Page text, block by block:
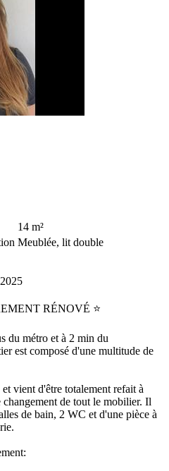
14 m²
Meublée, lit double
RÉNOVÉ ⭐️
du métro et à 2 min du
est composé d'une multitude de
vient d'être totalement refait à
de tout le mobilier. Il
de bain, 2 WC et d'une pièce à